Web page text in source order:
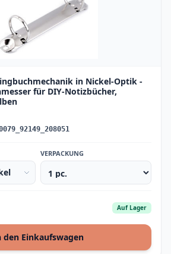
in Nickel-Optik -
für DIY-Notizbücher,
VERPACKUNG
Auf Lager
den Einkaufswagen